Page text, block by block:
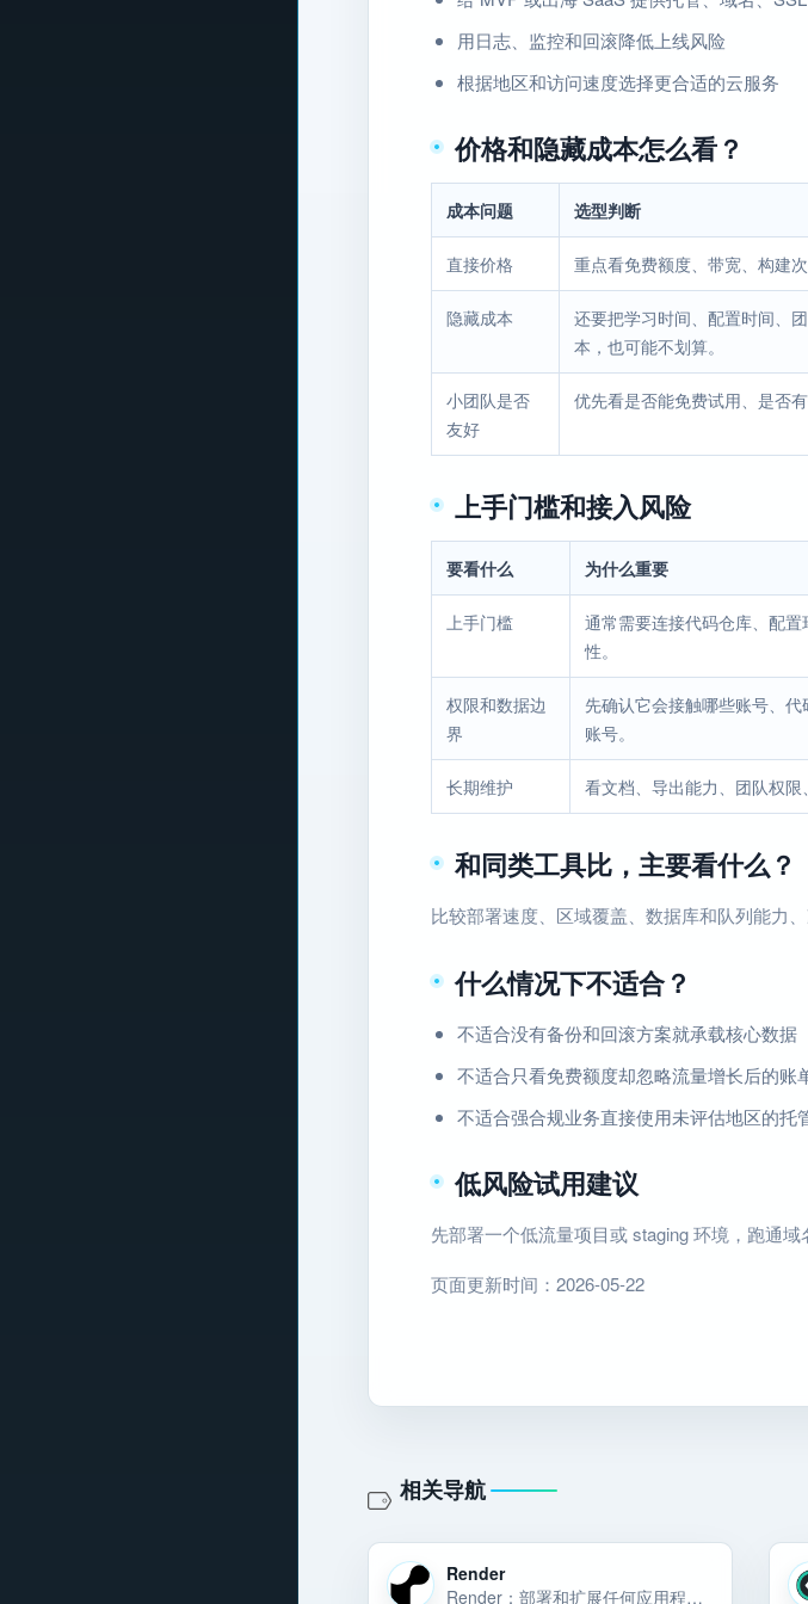
用日志、监控和回滚降低上线风险
根据地区和访问速度选择更合适的云服务
价格和隐藏成本怎么看？
成本问题 选型判断
直接价格 重点看免费额度、带宽、构建
隐藏成本
还要把学习时间、配置时间、
本，也可能不划算。
小团队是否
友好
优先看是否能免费试用、是否
上手门槛和接入风险
要看什么 为什么重要
上手门槛
通常需要连接代码仓库、配
性。
权限和数据边
界
先确认它会接触哪些账号、
账号。
长期维护 看文档、导出能力、团队权限
和同类工具比，主要看什么？
比较部署速度、区域覆盖、数据库和队列能力
什么情况下不适合？
不适合没有备份和回滚方案就承载核心数据
不适合只看免费额度却忽略流量增长后的账
不适合强合规业务直接使用未评估地区的托
低风险试用建议
先部署一个低流量项目或 staging 环境，跑通
页面更新时间：2026-05-22
相关导航
Render
Render：部署和扩展任何应用程序或代理，从个用户到第十亿个用户。在直观的云基础设施上更快地构建现代网络。